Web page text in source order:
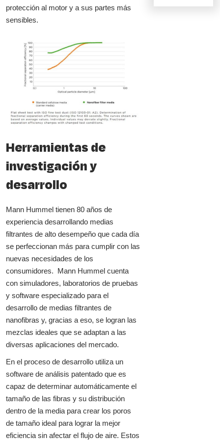
protección al motor y a sus partes más
sensibles.
Herramientas de
investigación y
desarrollo
Mann Hummel tienen 80 años de
experiencia desarrollando medias
filtrantes de alto desempeño que cada día
se perfeccionan más para cumplir con las
nuevas necesidades de los
consumidores. Mann Hummel cuenta
con simuladores, laboratorios de pruebas
y software especializado para el
desarrollo de medias filtrantes de
nanofibras y, gracias a eso, se logran las
mezclas ideales que se adaptan a las
diversas aplicaciones del mercado.
En el proceso de desarrollo utiliza un
software de análisis patentado que es
capaz de determinar automáticamente el
tamaño de las fibras y su distribución
dentro de la media para crear los poros
de tamaño ideal para lograr la mejor
eficiencia sin afectar el flujo de aire. Estos